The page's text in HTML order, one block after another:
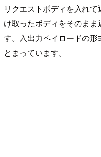
リクエストボディを入れ
け取ったボディをそのま
す。入出力ペイロードの形
とまっています。